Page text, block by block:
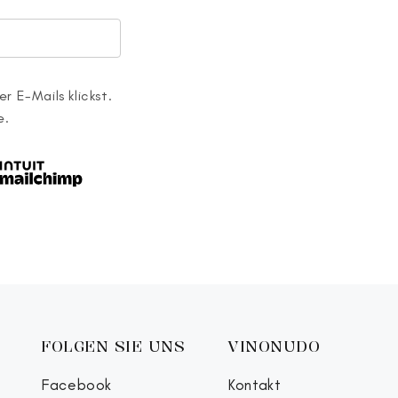
E-Mails klickst.
FOLGEN SIE UNS
Facebook
VINONUDO
Kontakt